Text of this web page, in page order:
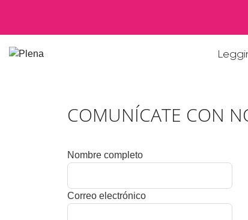
COMUNÍCATE CON
Nombre completo
Correo electrónico